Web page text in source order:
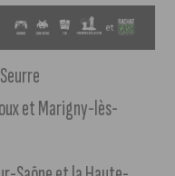
et Marigny-lès-